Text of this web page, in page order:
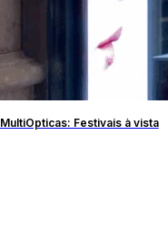
MultiOpticas: Festivais à vista